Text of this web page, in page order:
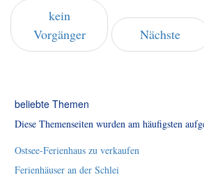
kein
Vorgänger
Nächste
beliebte Themen
Diese Themenseiten wurden am häufigsten
Ostsee-Ferienhaus zu verkaufen
Ferienhäuser an der Schlei